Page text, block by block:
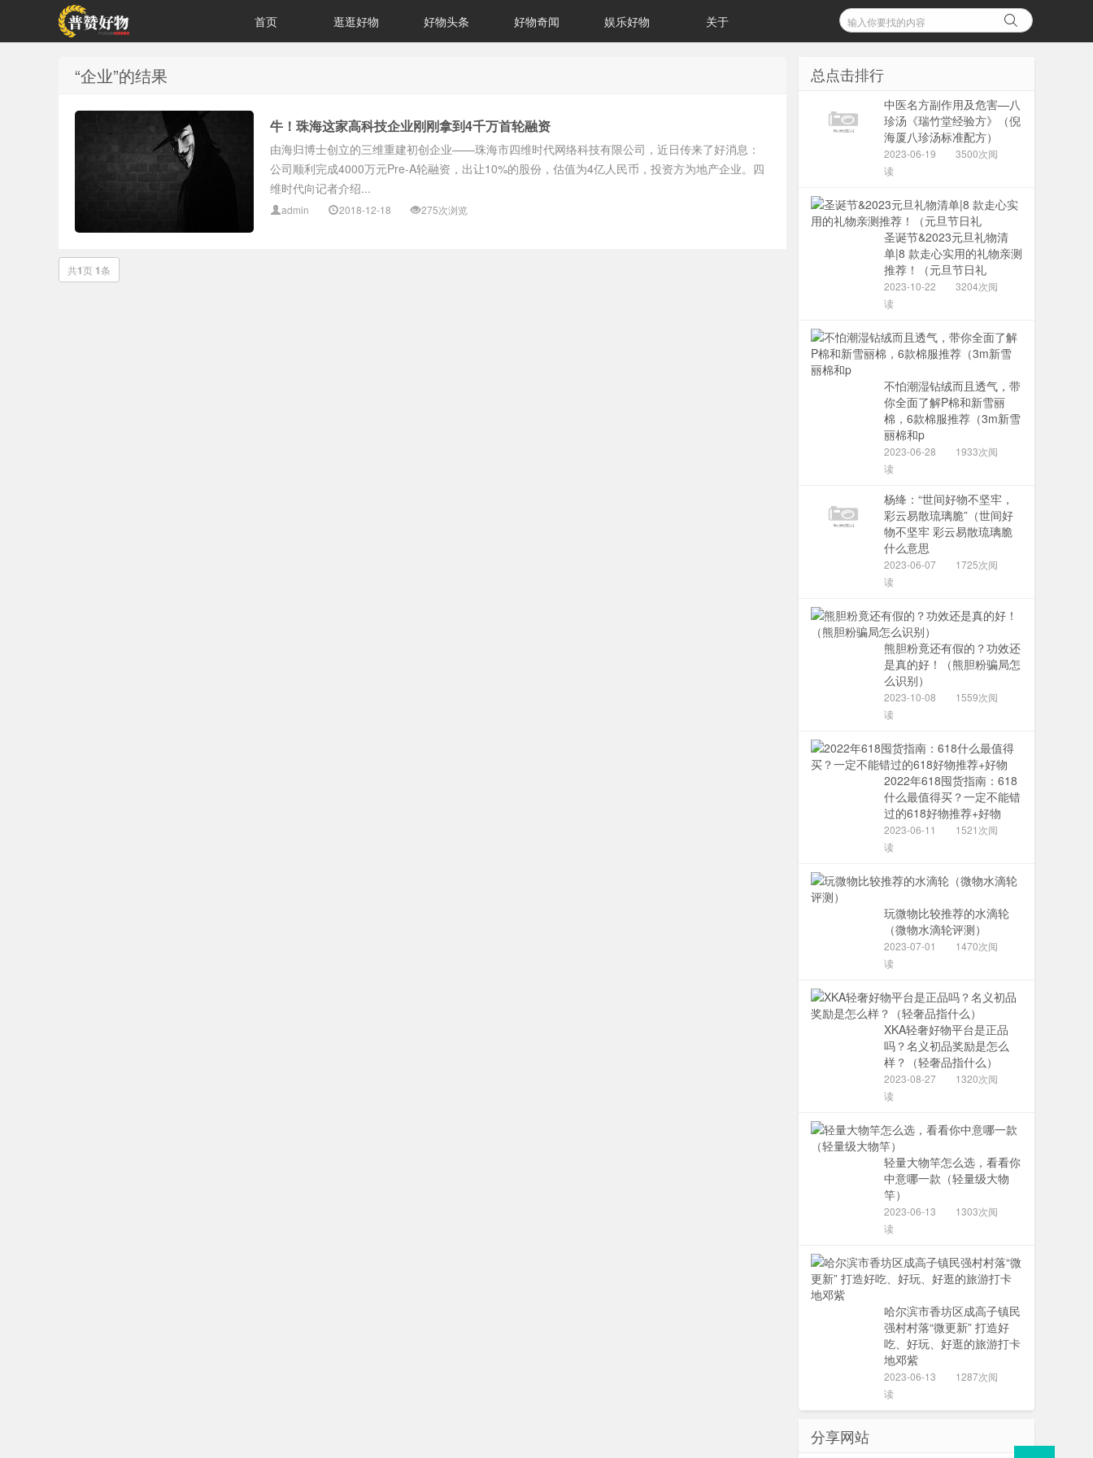
首页 逛逛好物 好物头条 好物奇闻 娱乐好物 关于
“企业”的结果
牛！珠海这家高科技企业刚刚拿到4千万首轮融资
由海归博士创立的三维重建初创企业——珠海市四维时代网络科技有限公司，近日传来了好消息：
公司顺利完成4000万元Pre-A轮融资，出让10%的股份，估值为4亿人民币，投资方为地产企业。四
维时代向记者介绍...
admin 2018-12-18 275次浏览
共1页 1条
总点击排行
中医名方副作用及危害—八
珍汤《瑞竹堂经验方》（倪
海厦八珍汤标准配方）
2023-06-19
3500次阅
读
圣诞节&2023元旦礼物清
单|8 款走心实用的礼物亲测
推荐！（元旦节日礼
2023-10-22
3204次阅
读
不怕潮湿钻绒而且透气，带
你全面了解P棉和新雪丽
棉，6款棉服推荐（3m新雪
丽棉和p
2023-06-28
1933次阅
读
杨绛：“世间好物不坚牢，
彩云易散琉璃脆”（世间好
物不坚牢 彩云易散琉璃脆
什么意思
2023-06-07
1725次阅
读
熊胆粉竟还有假的？功效还
是真的好！（熊胆粉骗局怎
么识别）
2023-10-08
1559次阅
读
2022年618囤货指南：618
什么最值得买？一定不能错
过的618好物推荐+好物
2023-06-11
1521次阅
读
玩微物比较推荐的水滴轮
（微物水滴轮评测）
2023-07-01
1470次阅
读
XKA轻奢好物平台是正品
吗？名义初品奖励是怎么
样？（轻奢品指什么）
2023-08-27
1320次阅
读
轻量大物竿怎么选，看看你
中意哪一款（轻量级大物
竿）
2023-06-13
1303次阅
读
哈尔滨市香坊区成高子镇民
强村村落“微更新” 打造好
吃、好玩、好逛的旅游打卡
地邓紫
2023-06-13
1287次阅
读
分享网站